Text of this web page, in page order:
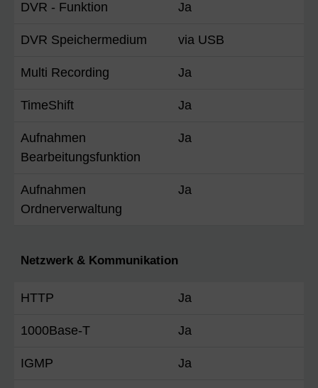
DVR - Funktion Ja
DVR Speichermedium via USB
Multi Recording Ja
TimeShift Ja
Aufnahmen
Bearbeitungsfunktion
Ja
Aufnahmen
Ordnerverwaltung
Ja
Netzwerk & Kommunikation
HTTP Ja
1000Base-T Ja
IGMP Ja